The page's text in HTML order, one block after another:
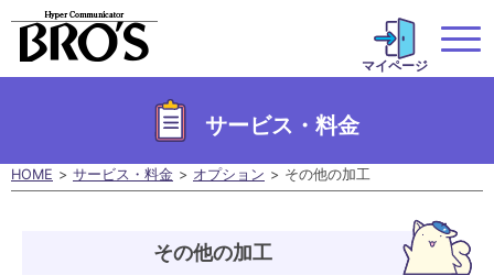
マイページ
サービス・料金
HOME サービス・料金 オプション その他の加工
その他の加工